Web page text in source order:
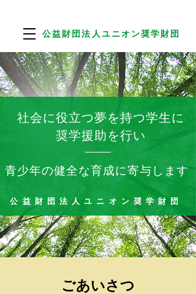
公益財団​法人ユニオン奨学財団
​社会に役立つ夢を持つ学生に
奨学援助を行い
​青少年の健全な育成に寄与します
公益財団法人ユニオン奨学財団
​ごあいさつ